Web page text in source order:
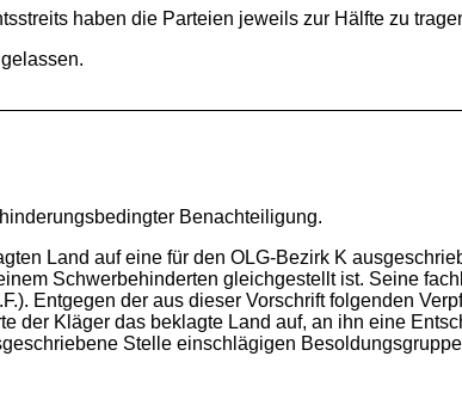
haben die Parteien jeweils zur Hälfte zu
Benachteiligung.
auf eine für den OLG-Bezirk K
Schwerbehinderten gleichgestellt ist. Seine
Entgegen der aus dieser Vorschrift folgenden
der Kläger das beklagte Land auf, an ihn eine
Stelle einschlägigen